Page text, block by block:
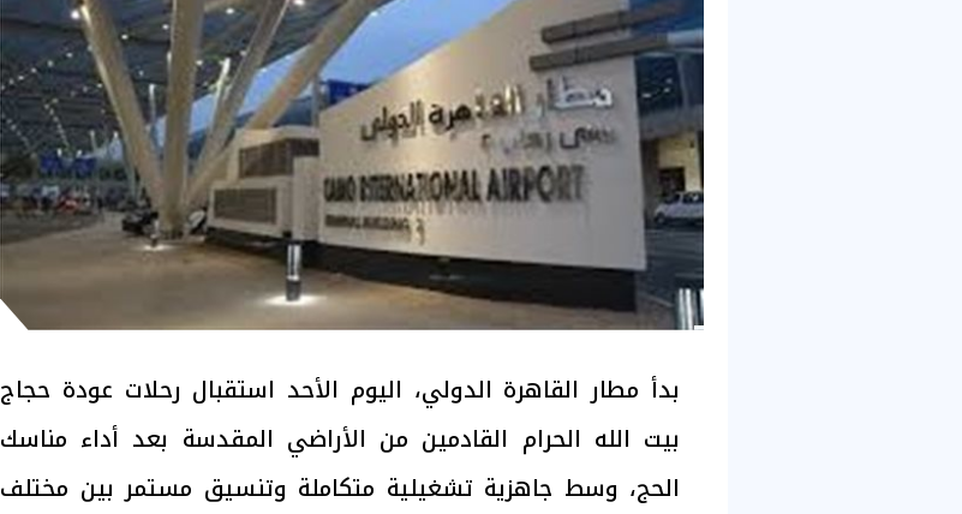
بدأ مطار القاهرة الدولي، اليوم الأحد استقبال رحلات عودة حجاج
بيت الله الحرام القادمين من الأراضي المقدسة بعد أداء مناسك
الحج، وسط جاهزية تشغيلية متكاملة وتنسيق مستمر بين مختلف